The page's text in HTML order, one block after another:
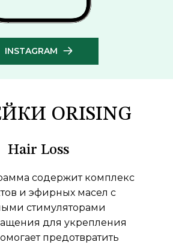
INSTAGRAM
ORISING
Hair Loss
содержит комплекс
и эфирных масел с
стимуляторами
для укрепления
предотвратить